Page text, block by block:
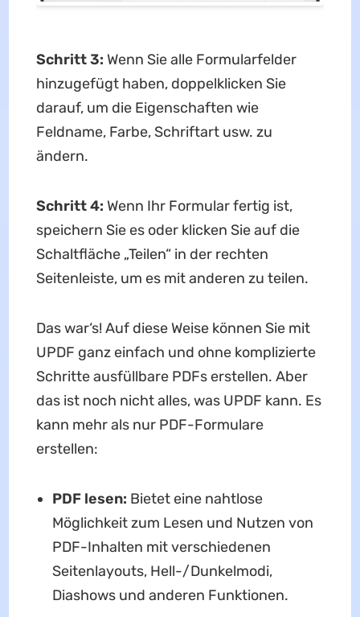
Schritt 3: Wenn Sie alle Formularfelder
hinzugefügt haben, doppelklicken Sie
darauf, um die Eigenschaften wie
Feldname, Farbe, Schriftart usw. zu
ändern.
Schritt 4: Wenn Ihr Formular fertig ist,
speichern Sie es oder klicken Sie auf die
Schaltfläche „Teilen“ in der rechten
Seitenleiste, um es mit anderen zu teilen.
Das war‘s! Auf diese Weise können Sie mit
UPDF ganz einfach und ohne komplizierte
Schritte ausfüllbare PDFs erstellen. Aber
das ist noch nicht alles, was UPDF kann. Es
kann mehr als nur PDF-Formulare
erstellen:
PDF lesen: Bietet eine nahtlose
Möglichkeit zum Lesen und Nutzen von
PDF-Inhalten mit verschiedenen
Seitenlayouts, Hell-/Dunkelmodi,
Diashows und anderen Funktionen.